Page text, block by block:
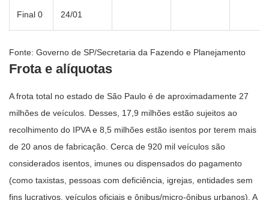
Final 0 24/01
Fonte: Governo de SP/Secretaria da Fazendo e Planejamento
Frota e alíquotas
A frota total no estado de São Paulo é de aproximadamente 27
milhões de veículos. Desses, 17,9 milhões estão sujeitos ao
recolhimento do IPVA e 8,5 milhões estão isentos por terem mais
de 20 anos de fabricação. Cerca de 920 mil veículos são
considerados isentos, imunes ou dispensados do pagamento
(como taxistas, pessoas com deficiência, igrejas, entidades sem
fins lucrativos, veículos oficiais e ônibus/micro-ônibus urbanos). A